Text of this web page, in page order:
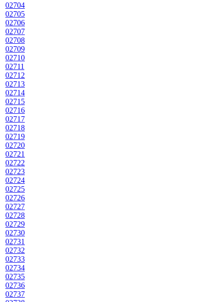
02704
02705
02706
02707
02708
02709
02710
02711
02712
02713
02714
02715
02716
02717
02718
02719
02720
02721
02722
02723
02724
02725
02726
02727
02728
02729
02730
02731
02732
02733
02734
02735
02736
02737